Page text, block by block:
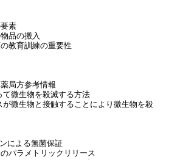
素
品の搬入
教育訓練の重要性
局方参考情報
微生物を殺滅する方法
微生物と接触することにより微生物を殺
による無菌保証
パラメトリックリリース